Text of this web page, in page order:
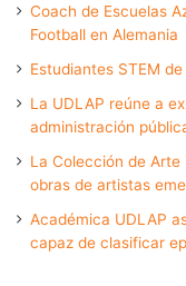
Coach de Escuelas
Football en Alemania
Estudiantes STEM
La UDLAP reúne a
administración
La Colección de
obras de artistas
Académica UDLAP
capaz de clasificar